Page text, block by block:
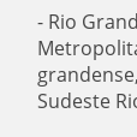
- Rio
Sudeste